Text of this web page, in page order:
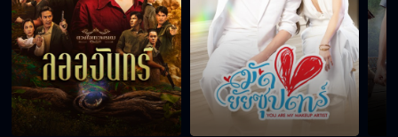
ถ้าคุณวา ติดสินบน ให้กั๊ต นิดหน่อย เดี๋ยวจะ
เคลียร์ให้เลย
อย่าเพิ่งหมดรักกัน